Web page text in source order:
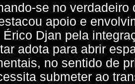
se no verdadeiro
apoio e
Érico Djan pela
adota para abrir
no sentido de
submeter ao